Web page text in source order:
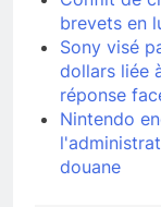
brevets en
Sony visé
dollars liée
réponse
Nintendo
douane